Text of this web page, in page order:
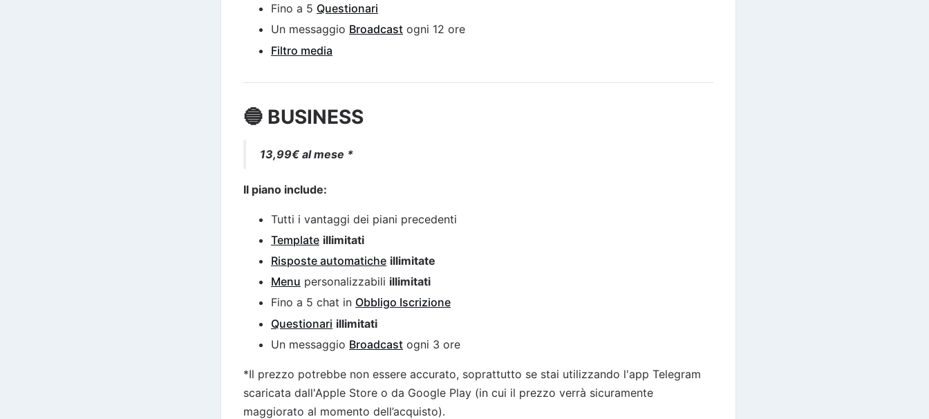
Fino a 5 Questionari
Un messaggio Broadcast ogni 12 ore
Filtro media
🔵 BUSINESS
13,99€ al mese *
Il piano include:
Tutti i vantaggi dei piani precedenti
Template illimitati
Risposte automatiche illimitate
Menu personalizzabili illimitati
Fino a 5 chat in Obbligo Iscrizione
Questionari illimitati
Un messaggio Broadcast ogni 3 ore
*Il prezzo potrebbe non essere accurato, soprattutto se stai utilizzando l'app Telegram
scaricata dall'Apple Store o da Google Play (in cui il prezzo verrà sicuramente
maggiorato al momento dell’acquisto).